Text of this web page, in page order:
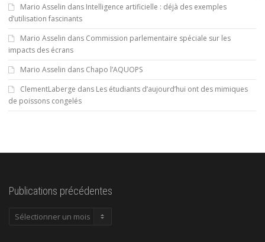
Mario Asselin dans Intelligence artificielle : déjà des exemples
d’utilisation fascinants
Mario Asselin dans Commission parlementaire spéciale sur les
impacts des écrans
Mario Asselin dans Chapo l’AQUOPS
ClementLaberge dans Les étudiants d’aujourd’hui ont des mimiques
de poissons congelés
Publications précédentes
Publications